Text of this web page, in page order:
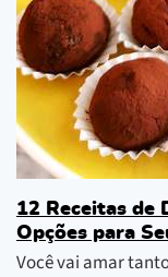
12 Receitas de
Opções para
Você vai amar